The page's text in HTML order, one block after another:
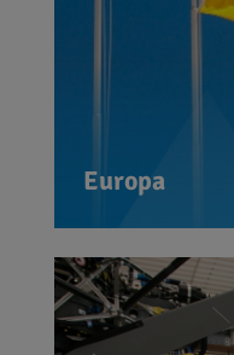
Europa
gelingt
nach innen
außen.
Die Welt
Wir